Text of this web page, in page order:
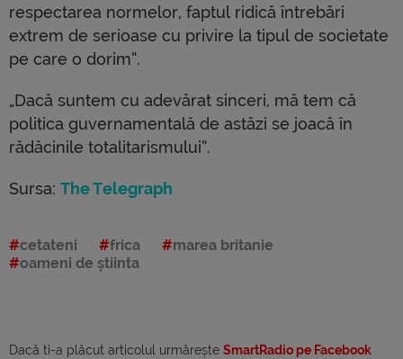
respectarea normelor, faptul ridică întrebări
extrem de serioase cu privire la tipul de societate
pe care o dorim”.
„Dacă suntem cu adevărat sinceri, mă tem că
politica guvernamentală de astăzi se joacă în
rădăcinile totalitarismului”.
Sursa: The Telegraph
cetateni frica
marea britanie
oameni de știinta
Dacă ti-a plăcut articolul urmărește SmartRadio pe Facebook